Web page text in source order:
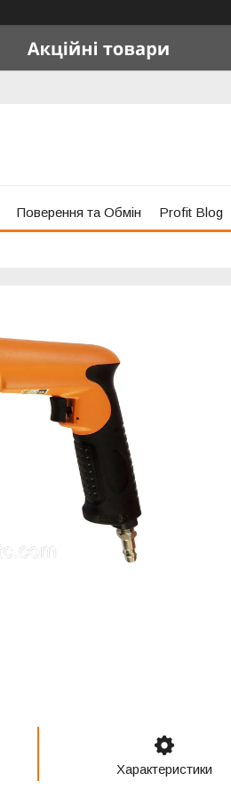
Поверення та Обмін Profit Blog
Характеристики